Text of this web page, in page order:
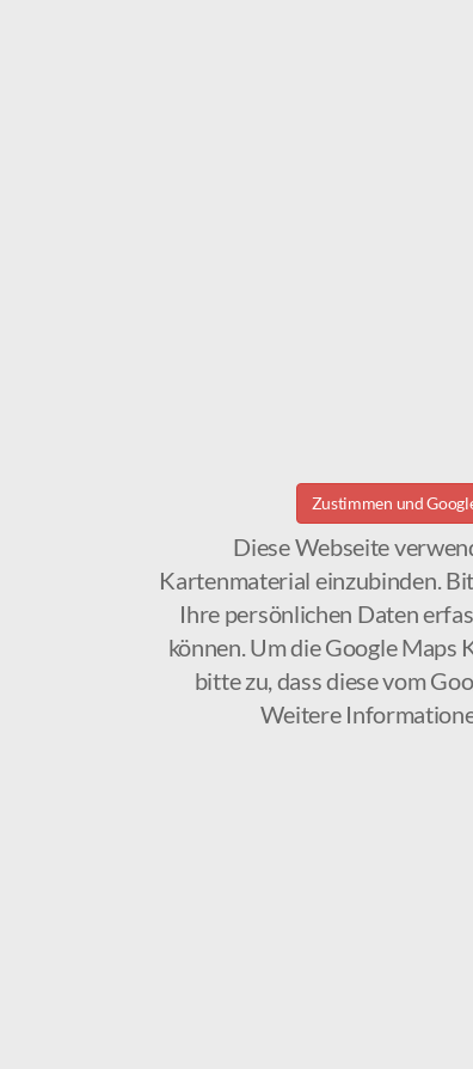
Zustimmen und
Diese Webseite
Kartenmaterial einzubinden.
Ihre persönlichen Daten
können. Um die Google Maps
bitte zu, dass diese vom
Weitere